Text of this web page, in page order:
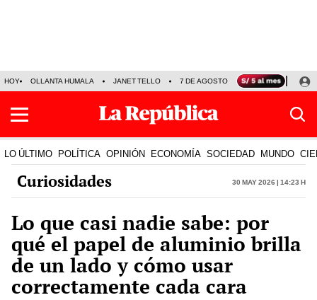
HOY OLLANTA HUMALA JANET TELLO 7 DE AGOSTO TINKA RESULTADOS
LO ÚLTIMO POLÍTICA OPINIÓN ECONOMÍA SOCIEDAD MUNDO
Curiosidades 30 May 2026 | 14:23 h
Lo que casi nadie sabe: por
qué el papel de aluminio brilla
de un lado y cómo usar
correctamente cada cara